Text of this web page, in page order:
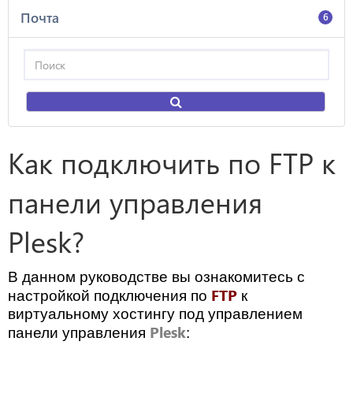
Почта 6
Как подключить по FTP к
панели управления
Plesk?
В данном руководстве вы ознакомитесь с
настройкой подключения по FTP к
виртуальному хостингу под управлением
панели управления Plesk: